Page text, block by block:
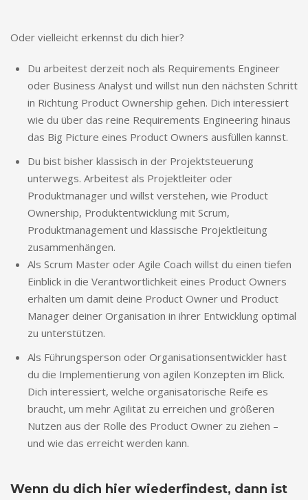
Oder vielleicht erkennst du dich hier?
Du arbeitest derzeit noch als Requirements Engineer
oder Business Analyst und willst nun den nächsten Schritt
in Richtung Product Ownership gehen. Dich interessiert
wie du über das reine Requirements Engineering hinaus
das Big Picture eines Product Owners ausfüllen kannst.
Du bist bisher klassisch in der Projektsteuerung
unterwegs. Arbeitest als Projektleiter oder
Produktmanager und willst verstehen, wie Product
Ownership, Produktentwicklung mit Scrum,
Produktmanagement und klassische Projektleitung
zusammenhängen.
Als Scrum Master oder Agile Coach willst du einen tiefen
Einblick in die Verantwortlichkeit eines Product Owners
erhalten um damit deine Product Owner und Product
Manager deiner Organisation in ihrer Entwicklung optimal
zu unterstützen.
Als Führungsperson oder Organisationsentwickler hast
du die Implementierung von agilen Konzepten im Blick.
Dich interessiert, welche organisatorische Reife es
braucht, um mehr Agilität zu erreichen und größeren
Nutzen aus der Rolle des Product Owner zu ziehen –
und wie das erreicht werden kann.
Wenn du dich hier wiederfindest, dann ist